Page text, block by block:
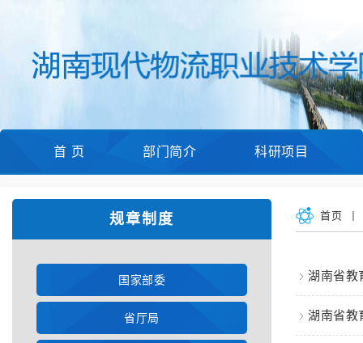
首 页 部门简介 科研项目
规章制度
国家部委
省厅局
首页
湖南省教
湖南省教